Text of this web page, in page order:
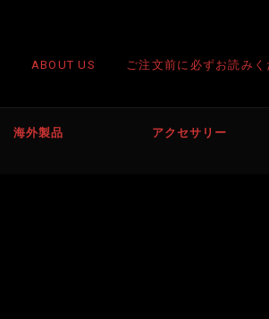
ABOUT US ご注文前に必ずお読み
海外製品 アクセサリー